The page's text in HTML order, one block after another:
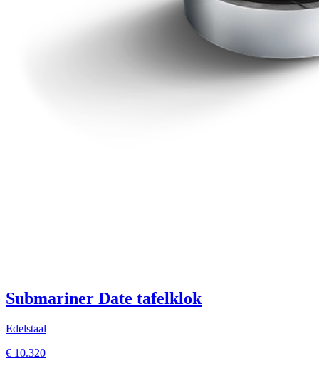
Submariner Date tafelklok
Edelstaal
€ 10.320